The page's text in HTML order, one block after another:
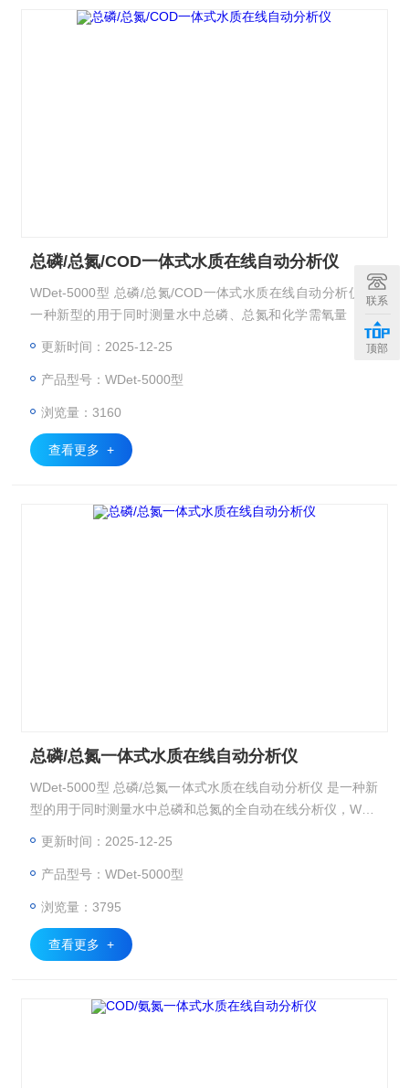
总磷/总氮/COD一体式水质在线自动分析仪
WDet-5000型 总磷/总氮/COD一体式水质在线自动分析仪 是
一种新型的用于同时测量水中总磷、总氮和化学需氧量（UV
法）的全自动在线分析仪，WDet-5000采用新的光电计量、紫
外可见全谱测量等技术，具有测量准确、集成度高、检出限
低、可靠性高、适应性强等特点。仪器所使用的试剂均可按国
更新时间：2025-12-25
产品型号：WDet-5000型
浏览量：3160
查看更多 +
总磷/总氮一体式水质在线自动分析仪
WDet-5000型 总磷/总氮一体式水质在线自动分析仪 是一种新
型的用于同时测量水中总磷和总氮的全自动在线分析仪，WDe
所使用的试剂均可按国家相关标准自行配制。
更新时间：2025-12-25
产品型号：WDet-5000型
浏览量：3795
查看更多 +
联系
顶部